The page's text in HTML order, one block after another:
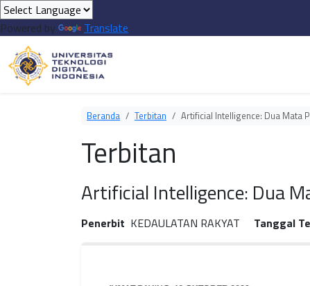
Powered by Translate
Beranda Terbitan Artificial Intelligence: Dua Mata
Terbitan
Artificial Intelligence: Dua
Penerbit KEDAULATAN RAKYAT Tanggal